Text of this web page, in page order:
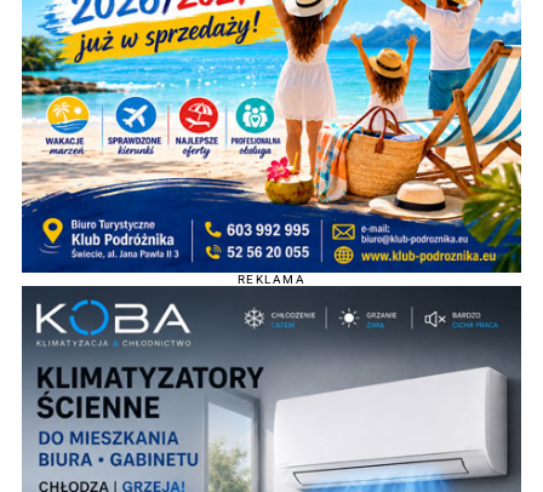
REKLAMA